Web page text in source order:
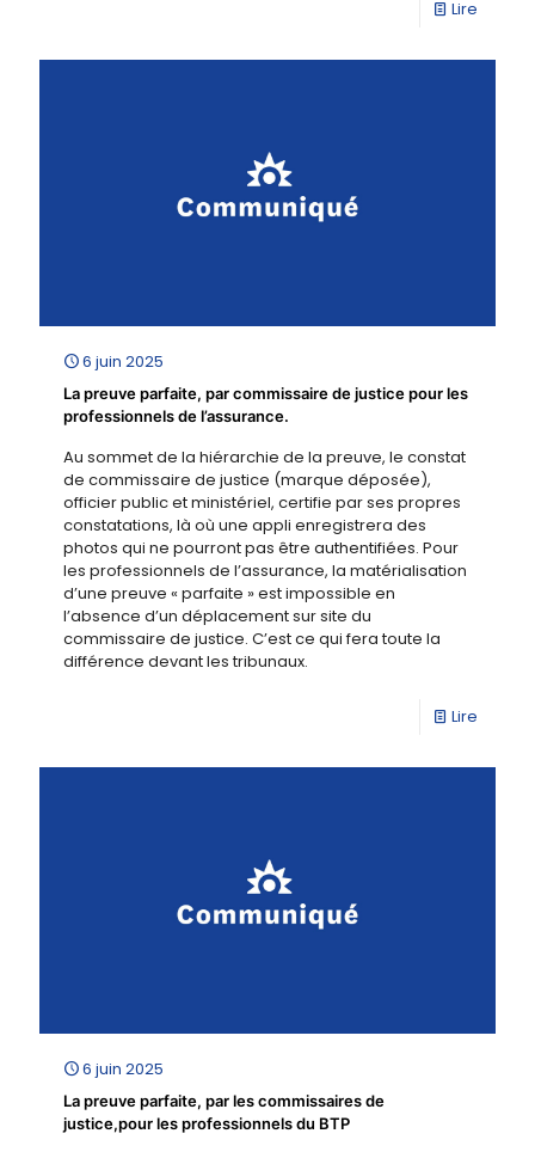
Lire
6 juin 2025
La preuve parfaite, par commissaire de justice pour les
professionnels de l’assurance.
Au sommet de la hiérarchie de la preuve, le constat
de commissaire de justice (marque déposée),
officier public et ministériel, certifie par ses propres
constatations, là où une appli enregistrera des
photos qui ne pourront pas être authentifiées. Pour
les professionnels de l’assurance, la matérialisation
d’une preuve « parfaite » est impossible en
l’absence d’un déplacement sur site du
commissaire de justice. C’est ce qui fera toute la
différence devant les tribunaux.
Lire
6 juin 2025
La preuve parfaite, par les commissaires de
justice,pour les professionnels du BTP